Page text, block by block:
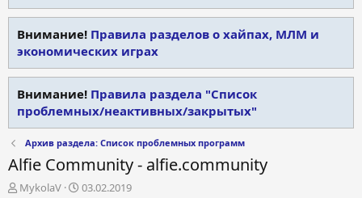
Внимание! Правила разделов о хайпах, МЛМ и
экономических играх
Внимание! Правила раздела "Список
проблемных/неактивных/закрытых"
Архив раздела: Список проблемных программ
Alfie Community - alfie.community
А
MykolaV
Д
03.02.2019